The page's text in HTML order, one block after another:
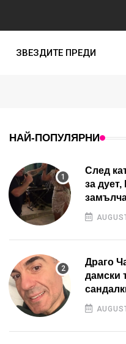
ЗВЕЗДИТЕ ПРЕДИ
НАЙ-ПОПУЛЯРНИ
След
за дует,
Драго
дамски